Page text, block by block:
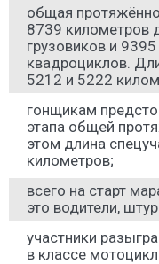
общая
8739 километров
грузовиков и
квадроциклов.
5212 и 5222
гонщикам
этапа общей
этом длина
километров;
всего на старт
это водители,
участники
в классе